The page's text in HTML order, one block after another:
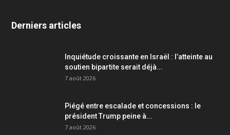
Derniers articles
Inquiétude croissante en Israël : l’atteinte au
soutien bipartite serait déjà...
7 août 2026
Piégé entre escalade et concessions : le
président Trump peine à...
7 août 2026